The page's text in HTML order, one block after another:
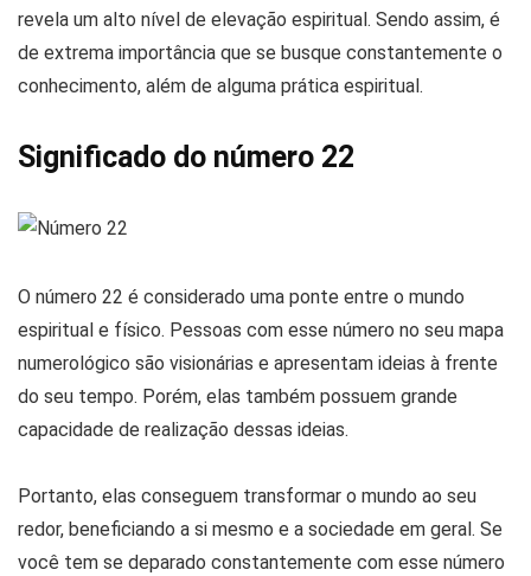
revela um alto nível de elevação espiritual. Sendo assim, é
de extrema importância que se busque constantemente o
conhecimento, além de alguma prática espiritual.
Significado do número 22
O número 22 é considerado uma ponte entre o mundo
espiritual e físico. Pessoas com esse número no seu mapa
numerológico são visionárias e apresentam ideias à frente
do seu tempo. Porém, elas também possuem grande
capacidade de realização dessas ideias.
Portanto, elas conseguem transformar o mundo ao seu
redor, beneficiando a si mesmo e a sociedade em geral. Se
você tem se deparado constantemente com esse número